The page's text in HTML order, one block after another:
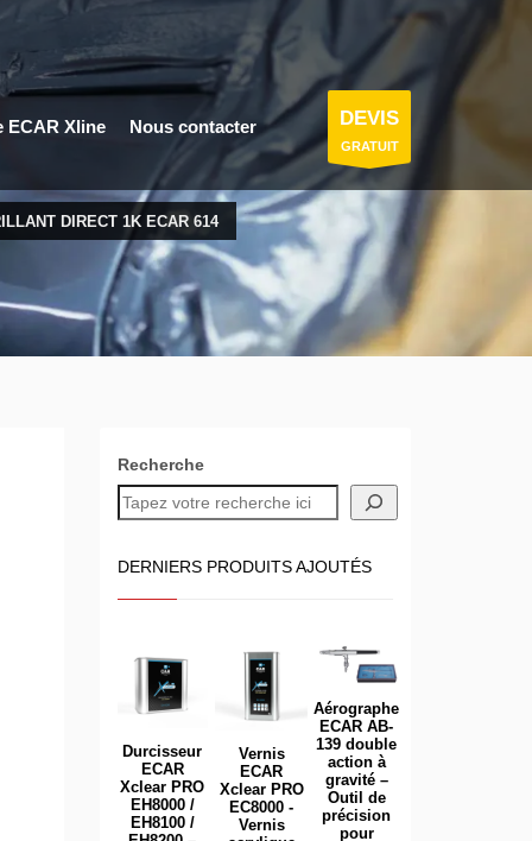
ECAR Xline Nous contacter DEVIS
GRATUIT
DIRECT 1K ECAR 614
Recherche
DERNIERS PRODUITS AJOUTÉS
Durcisseur
ECAR
Xclear PRO
EH8000 /
EH8100 /
Vernis
ECAR
Xclear PRO
EC8000 -
Vernis
Aérographe
ECAR AB-
139 double
action à
gravité –
Outil de
précision
pour